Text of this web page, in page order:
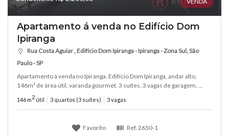
Apartamento á venda no Edifício Dom
Ipiranga
Rua Costa Aguiar , Edifício Dom Ipiranga - Ipiranga - Zona Sul, São
Paulo - SP
Apartamento á venda no Ipiranga. Edifício Dom Ipiranga, andar alto,
146m² de área útil, varanda gourmet, 3 suítes, 3 vagas de garagem. ...
146 m2 útil 3 quartos (3 suítes) 3 vagas
Favorito Ref. 2650-1